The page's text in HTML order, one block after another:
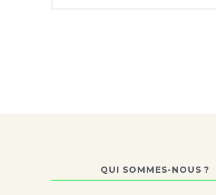
QUI SOMMES-NOUS ?